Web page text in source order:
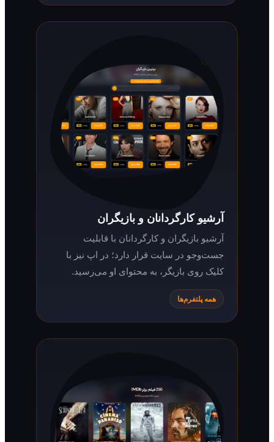
آرشیو کارگردانان و بازیگران
آرشیو بازیگران و کارگردانان با قابلیت
جست‌وجو در سایت قرار دارد؛ در اپ نیز با
کلیک روی بازیگر، به محتوای او می‌رسید.
همه پلتفرم‌ها